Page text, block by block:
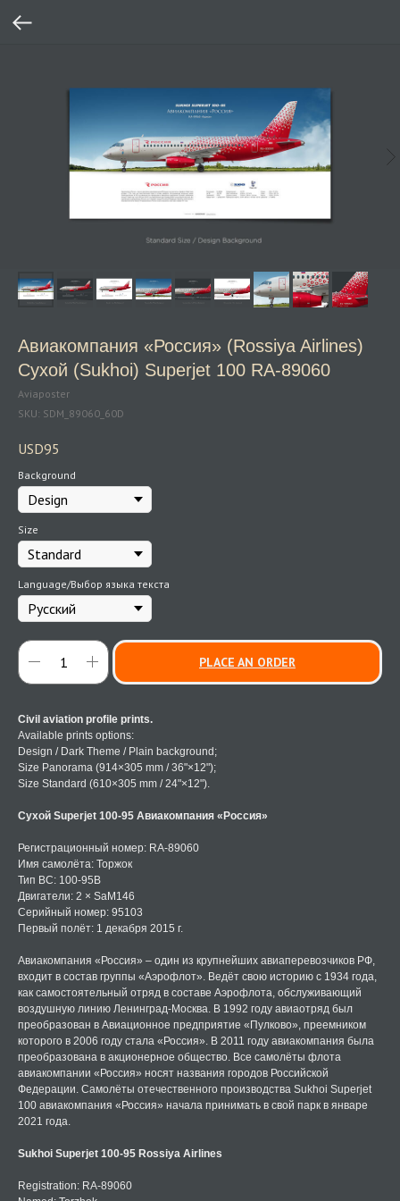
Авиакомпания «Россия» (Rossiya Airlines)
Cухой (Sukhoi) Superjet 100 RA‑89060
Aviaposter
SKU: SDM_89060_60D
USD95
Background
Size
Language/Выбор языка текста
PLACE AN ORDER
Civil aviation profile prints.
Available prints options:
Design / Dark Theme / Plain background;
Size Panorama (914×305 mm / 36"×12");
Size Standard (610×305 mm / 24"×12").
Сухой Superjet 100-95 Авиакомпания «Россия»
Регистрационный номер: RA-89060
Имя самолёта: Торжок
Тип ВС: 100-95B
Двигатели: 2 × SaM146
Серийный номер: 95103
Первый полёт: 1 декабря 2015 г.
Авиакомпания «Россия» – один из крупнейших авиаперевозчиков РФ,
входит в состав группы «Аэрофлот». Ведёт свою историю с 1934 года,
как самостоятельный отряд в составе Аэрофлота, обслуживающий
воздушную линию Ленинград-Москва. В 1992 году авиаотряд был
преобразован в Авиационное предприятие «Пулково», преемником
которого в 2006 году стала «Россия». В 2011 году авиакомпания была
преобразована в акционерное общество. Все самолёты флота
авиакомпании «Россия» носят названия городов Российской
Федерации. Самолёты отечественного производства Sukhoi Superjet
100 авиакомпания «Россия» начала принимать в свой парк в январе
2021 года.
Sukhoi Superjet 100-95 Rossiya Airlines
Registration: RA-89060